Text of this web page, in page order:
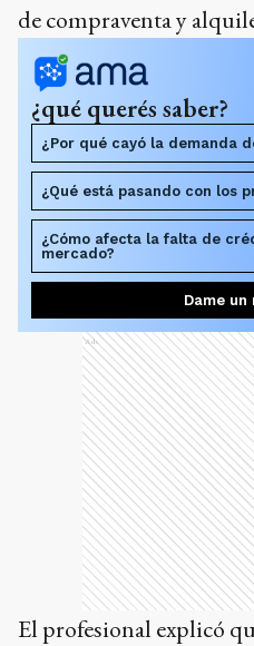
de compraventa y
¿qué querés saber?
¿Por qué cayó la demanda
¿Qué está pasando con los
¿Cómo afecta la falta de
mercado?
Dame un
Ads
El profesional explicó